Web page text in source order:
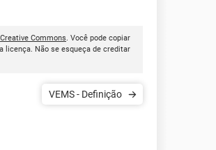
Creative Commons. Você pode copiar
licença. Não se esqueça de creditar
VEMS - Definição